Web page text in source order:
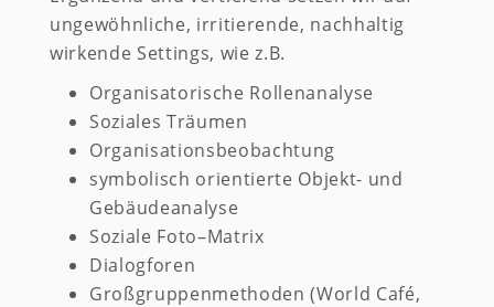
ungewöhnliche, irritierende, nachhaltig
wirkende Settings, wie z.B.
Organisatorische Rollenanalyse
Soziales Träumen
Organisationsbeobachtung
symbolisch orientierte Objekt- und
Gebäudeanalyse
Soziale Foto–Matrix
Dialogforen
Großgruppenmethoden (World Café,